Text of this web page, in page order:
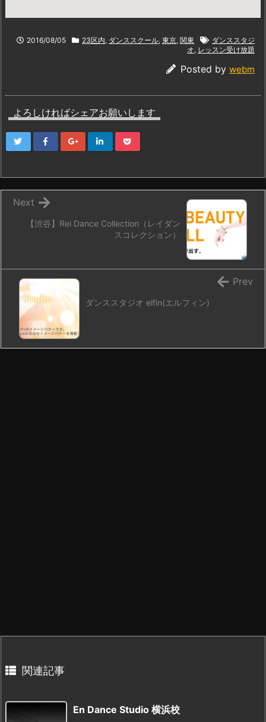
2016/08/05 23区内, ダンススクール, 東京, 関東
ダンススタジ
オ, レッスン受け放題
Posted by webm
よろしければシェアお願いします
【渋谷】Rei Dance Collection（レイダン
スコレクション）
Next
ダンススタジオ elfin(エルフィン)
Prev
関連記事
En Dance Studio 横浜校